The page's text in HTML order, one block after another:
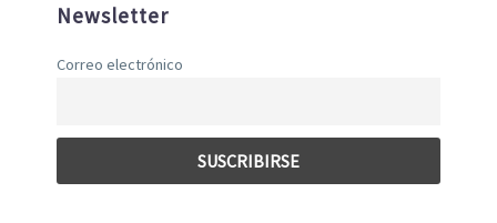
Newsletter
Correo electrónico